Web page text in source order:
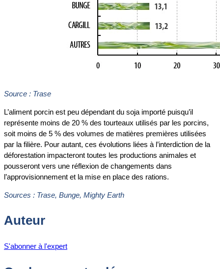
Source : Trase
L’aliment porcin est peu dépendant du soja importé puisqu’il
représente moins de 20 % des tourteaux utilisés par les porcins,
soit moins de 5 % des volumes de matières premières utilisées
par la filière. Pour autant, ces évolutions liées à l’interdiction de la
déforestation impacteront toutes les productions animales et
pousseront vers une réflexion de changements dans
l’approvisionnement et la mise en place des rations.
Sources : Trase, Bunge, Mighty Earth
Auteur
S'abonner à l'expert